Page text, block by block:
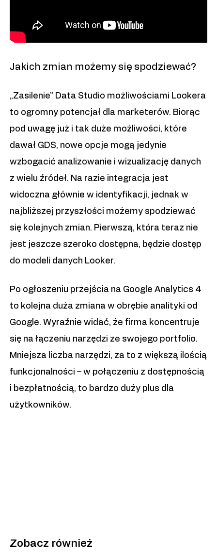
Jakich zmian możemy się spodziewać?
„Zasilenie” Data Studio możliwościami Lookera
to ogromny potencjał dla marketerów. Biorąc
pod uwagę już i tak duże możliwości, które
dawał GDS, nowe opcje mogą jedynie
wzbogacić analizowanie i wizualizację danych
z wielu źródeł. Na razie integracja jest
widoczna głównie w identyfikacji, jednak w
najbliższej przyszłości możemy spodziewać
się kolejnych zmian. Pierwszą, która teraz nie
jest jeszcze szeroko dostępna, będzie dostęp
do modeli danych Looker.
Po ogłoszeniu przejścia na Google Analytics 4
to kolejna duża zmiana w obrębie analityki od
Google. Wyraźnie widać, że firma koncentruje
się na łączeniu narzędzi ze swojego portfolio.
Mniejsza liczba narzędzi, za to z większą ilością
funkcjonalności – w połączeniu z dostępnością
i bezpłatnością, to bardzo duży plus dla
użytkowników.
Zobacz również